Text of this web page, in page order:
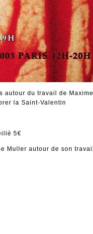
autour du travail de Maxime
la Saint-Valentin
5€
Muller autour de son travail